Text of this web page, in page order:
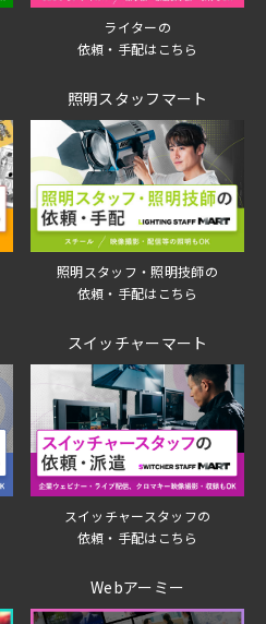
ライターの
依頼・手配はこちら
照明スタッフマート
照明スタッフ・照明技師の
依頼・手配はこちら
スイッチャーマート
スイッチャースタッフの
依頼・手配はこちら
Webアーミー